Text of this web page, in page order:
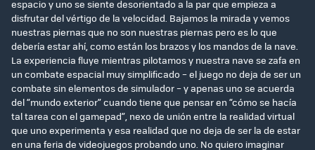
espacio y uno se siente desorientado a la par que empieza a
disfrutar del vértigo de la velocidad. Bajamos la mirada y vemos
nuestras piernas que no son nuestras piernas pero es lo que
debería estar ahí, como están los brazos y los mandos de la nave.
La experiencia fluye mientras pilotamos y nuestra nave se zafa en
un combate espacial muy simplificado – el juego no deja de ser un
combate sin elementos de simulador – y apenas uno se acuerda
del “mundo exterior” cuando tiene que pensar en “cómo se hacía
tal tarea con el gamepad”, nexo de unión entre la realidad virtual
que uno experimenta y esa realidad que no deja de ser la de estar
en una feria de videojuegos probando uno. No quiero imaginar